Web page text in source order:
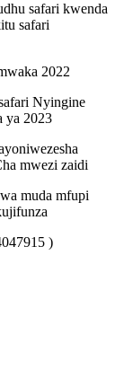
safari kwenda
safari
2022
Nyingine
ya 2023
mwezi zaidi
muda mfupi
)